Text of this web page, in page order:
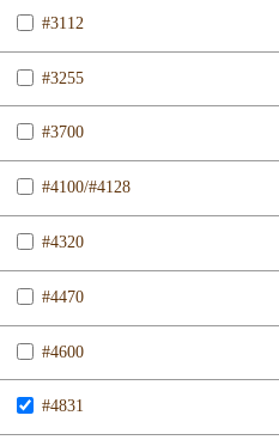
#3112
#3255
#3700
#4100/#4128
#4320
#4470
#4600
#4831